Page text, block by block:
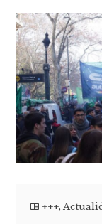
+++,